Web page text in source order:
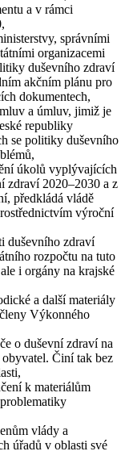
a v rámci
správními
organizacemi
duševního zdraví
akčním plánu pro
dokumentech,
a úmluv, jimiž je
republiky
se politiky duševního
úkolů vyplývajících
zdraví 2020–2030 a z
předkládá vládě
výroční
duševního zdraví
rozpočtu na tuto
i orgány na krajské
a další materiály
Výkonného
o duševní zdraví na
Činí tak bez
k materiálům
vlády a
úřadů v oblasti své